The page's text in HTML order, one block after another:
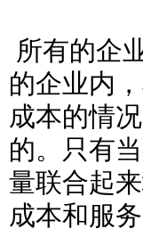
所有的企
的企业内
成本的情
的。只有
量联合起
成本和服务